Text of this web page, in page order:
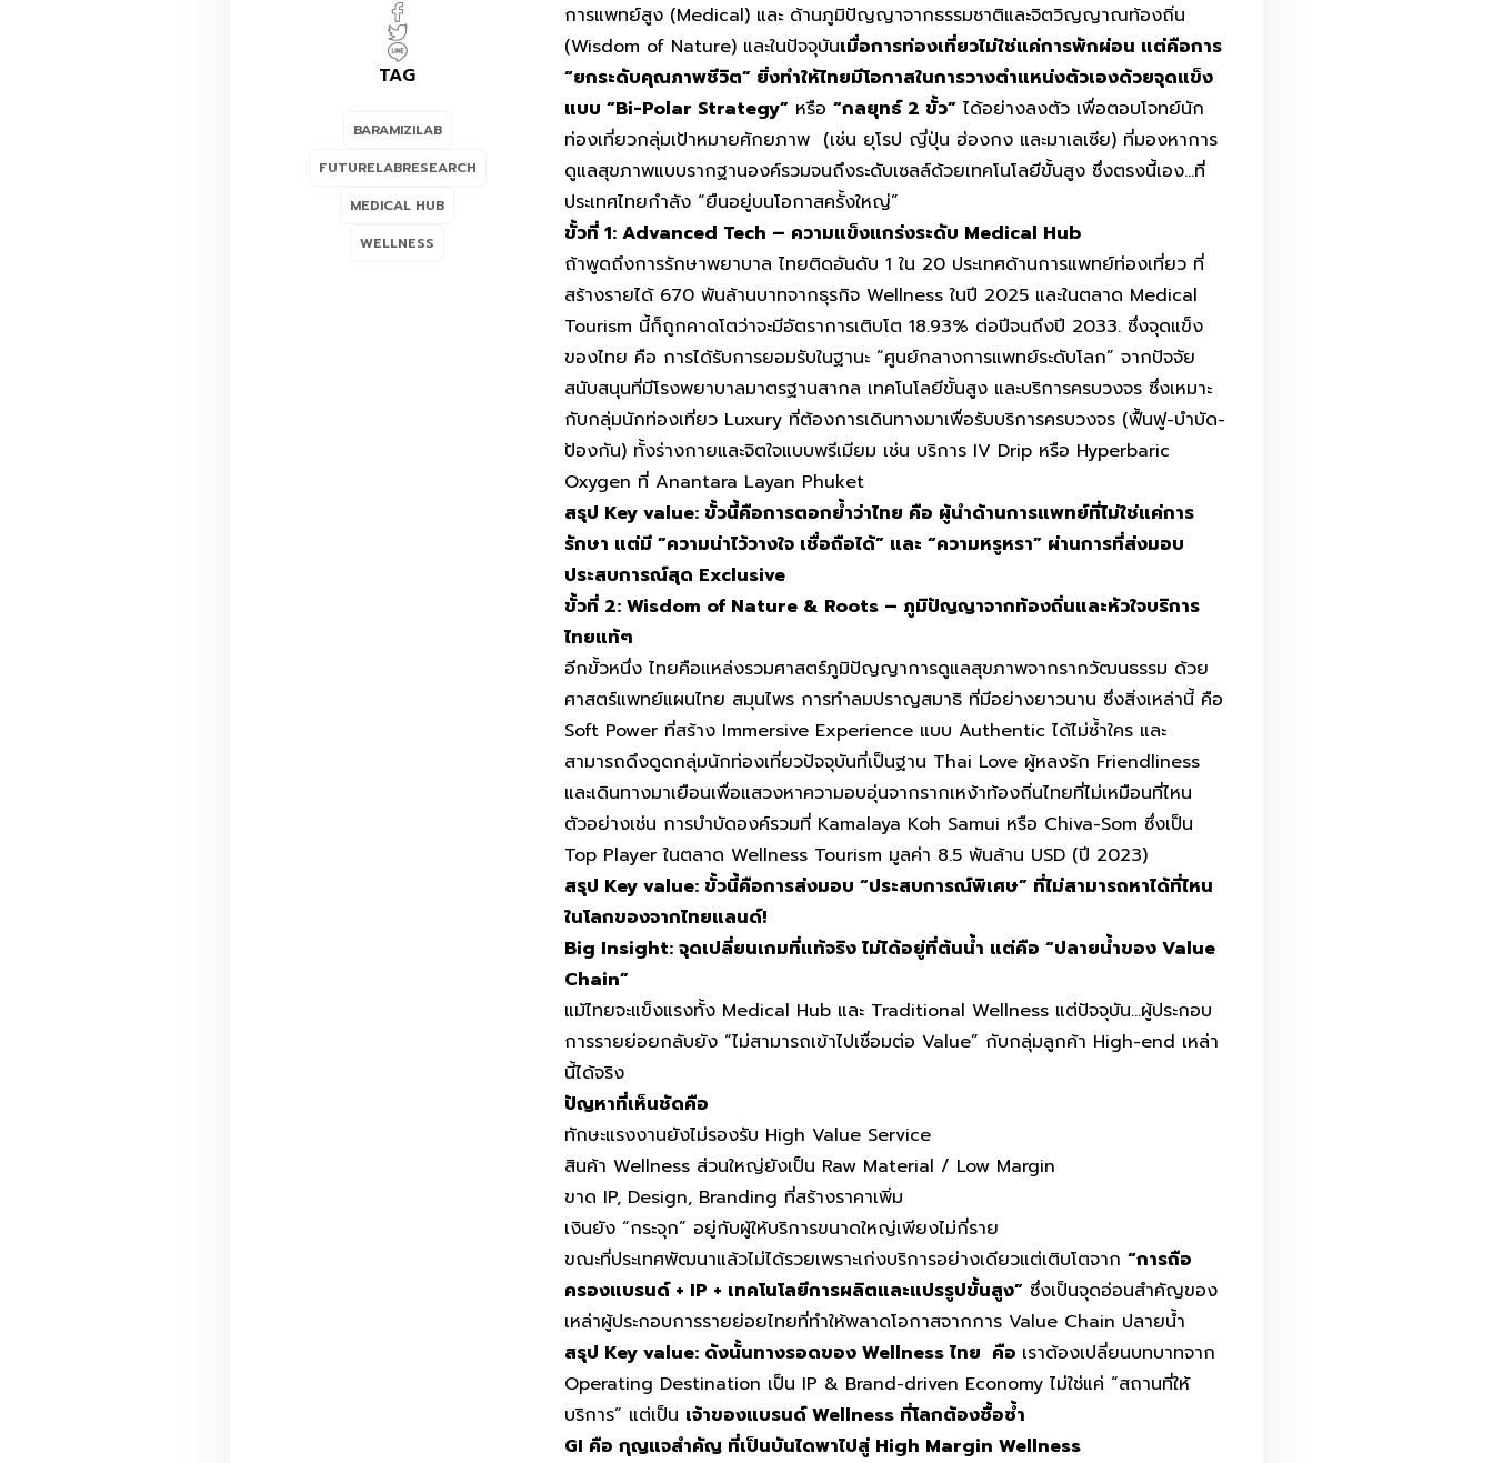
TAG
BARAMIZILAB
FUTURELABRESEARCH
MEDICAL HUB
WELLNESS
การแพทย์สูง (Medical) และ ด้านภูมิปัญญาจากธรรมชาติและจิตวิญญาณท้องถิ่น
(Wisdom of Nature) และในปัจจุบันเมื่อการท่องเที่ยวไม่ใช่แค่การพักผ่อน แต่คือการ
“ยกระดับคุณภาพชีวิต” ยิ่งทำให้ไทยมีโอกาสในการวางตำแหน่งตัวเองด้วยจุดแข็ง
แบบ “Bi-Polar Strategy” หรือ“กลยุทธ์ 2 ขั้ว” ได้อย่างลงตัว เพื่อตอบโจทย์นัก
ท่องเที่ยวกลุ่มเป้าหมายศักยภาพ (เช่น ยุโรป ญี่ปุ่น ฮ่องกง และมาเลเซีย) ที่มองหาการ
ดูแลสุขภาพแบบรากฐานองค์รวมจนถึงระดับเซลล์ด้วยเทคโนโลยีขั้นสูง ซึ่งตรงนี้เอง…ที่
ประเทศไทยกำลัง “ยืนอยู่บนโอกาสครั้งใหญ่”
ขั้วที่ 1:Advanced Tech – ความแข็งแกร่งระดับ Medical Hub
ถ้าพูดถึงการรักษาพยาบาล ไทยติดอันดับ 1 ใน 20 ประเทศด้านการแพทย์ท่องเที่ยว ที่
สร้างรายได้ 670 พันล้านบาทจากธุรกิจ Wellness ในปี 2025 และในตลาด Medical
Tourism นี้ก็ถูกคาดโตว่าจะมีอัตราการเติบโต 18.93% ต่อปีจนถึงปี 2033. ซึ่งจุดแข็ง
ของไทย คือ การได้รับการยอมรับในฐานะ “ศูนย์กลางการแพทย์ระดับโลก” จากปัจจัย
สนับสนุนที่มีโรงพยาบาลมาตรฐานสากล เทคโนโลยีขั้นสูง และบริการครบวงจร ซึ่งเหมาะ
กับกลุ่มนักท่องเที่ยว Luxury ที่ต้องการเดินทางมาเพื่อรับบริการครบวงจร (ฟื้นฟู-บำบัด-
ป้องกัน) ทั้งร่างกายและจิตใจแบบพรีเมียม เช่น บริการ IV Drip หรือ Hyperbaric
Oxygen ที่ Anantara Layan Phuket
สรุป Key value: ขั้วนี้คือการตอกย้ำว่าไทย คือ ผู้นำด้านการแพทย์ที่ไม่ใช่แค่การ
รักษา แต่มี ”ความน่าไว้วางใจ เชื่อถือได้” และ “ความหรูหรา” ผ่านการที่ส่งมอบ
ประสบการณ์สุด Exclusive
ขั้วที่ 2:Wisdom of Nature & Roots – ภูมิปัญญาจากท้องถิ่นและหัวใจบริการ
ไทยแท้ๆ
อีกขั้วหนึ่ง ไทยคือแหล่งรวมศาสตร์ภูมิปัญญาการดูแลสุขภาพจากรากวัฒนธรรม ด้วย
ศาสตร์แพทย์แผนไทย สมุนไพร การทำลมปราญสมาธิ ที่มีอย่างยาวนาน ซึ่งสิ่งเหล่านี้ คือ
Soft Power ที่สร้าง Immersive Experience แบบ Authentic ได้ไม่ซ้ำใคร และ
สามารถดึงดูดกลุ่มนักท่องเที่ยวปัจจุบันที่เป็นฐาน Thai Love ผู้หลงรัก Friendliness
และเดินทางมาเยือนเพื่อแสวงหาความอบอุ่นจากรากเหง้าท้องถิ่นไทยที่ไม่เหมือนที่ไหน
ตัวอย่างเช่น การบำบัดองค์รวมที่ Kamalaya Koh Samui หรือ Chiva-Som ซึ่งเป็น
Top Player ในตลาด Wellness Tourism มูลค่า 8.5 พันล้าน USD (ปี 2023)
สรุป Key value: ขั้วนี้คือการส่งมอบ “ประสบการณ์พิเศษ” ที่ไม่สามารถหาได้ที่ไหน
ในโลกของจากไทยแลนด์!
Big Insight: จุดเปลี่ยนเกมที่แท้จริง ไม่ได้อยู่ที่ต้นน้ำ แต่คือ “ปลายน้ำของ Value
Chain”
แม้ไทยจะแข็งแรงทั้ง Medical Hub และ Traditional Wellness แต่ปัจจุบัน…ผู้ประกอบ
การรายย่อยกลับยัง “ไม่สามารถเข้าไปเชื่อมต่อ Value” กับกลุ่มลูกค้า High-end เหล่า
นี้ได้จริง
ปัญหาที่เห็นชัดคือ
ทักษะแรงงานยังไม่รองรับ High Value Service
สินค้า Wellness ส่วนใหญ่ยังเป็น Raw Material / Low Margin
ขาด IP, Design, Branding ที่สร้างราคาเพิ่ม
เงินยัง “กระจุก” อยู่กับผู้ให้บริการขนาดใหญ่เพียงไม่กี่ราย
ขณะที่ประเทศพัฒนาแล้วไม่ได้รวยเพราะเก่งบริการอย่างเดียวแต่เติบโตจาก“การถือ
ครองแบรนด์ + IP + เทคโนโลยีการผลิตและแปรรูปขั้นสูง” ซึ่งเป็นจุดอ่อนสำคัญของ
เหล่าผู้ประกอบการรายย่อยไทยที่ทำให้พลาดโอกาสจากการ Value Chain ปลายน้ำ
สรุป Key value: ดังนั้นทางรอดของ Wellness ไทย คือ เราต้องเปลี่ยนบทบาทจาก
Operating Destination เป็น IP & Brand-driven Economy ไม่ใช่แค่ “สถานที่ให้
บริการ” แต่เป็น เจ้าของแบรนด์ Wellness ที่โลกต้องซื้อซ้ำ
GI คือ กุญแจสำคัญ ที่เป็นบันไดพาไปสู่ High Margin Wellness